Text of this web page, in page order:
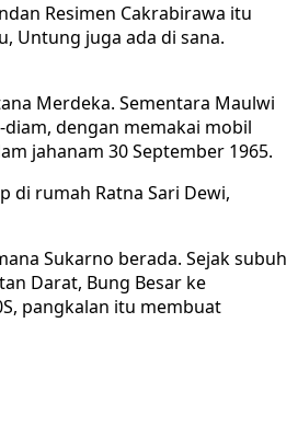
Resimen Cakrabirawa itu
Untung juga ada di sana.
Merdeka. Sementara Maulwi
dengan memakai mobil
jahanam 30 September 1965.
di rumah Ratna Sari Dewi,
Sukarno berada. Sejak subuh
Darat, Bung Besar ke
pangkalan itu membuat